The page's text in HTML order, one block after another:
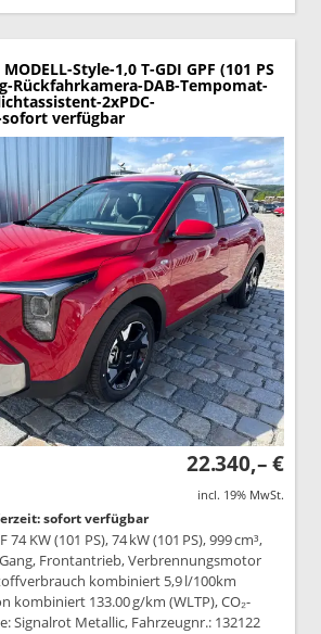
MODELL-Style-1,0 T-GDI GPF (101 PS
Rückfahrkamera-DAB-Tempomat-
2xPDC-
verfügbar
22.340,– €
incl. 19% MwSt.
sofort verfügbar
74 KW (101 PS), 74 kW (101 PS), 999 cm³,
Frontantrieb, Verbrennungsmotor
kombiniert 5,9 l/100km
kombiniert 133.00 g/km (WLTP), CO₂-
Signalrot Metallic, Fahrzeugnr.: 132122